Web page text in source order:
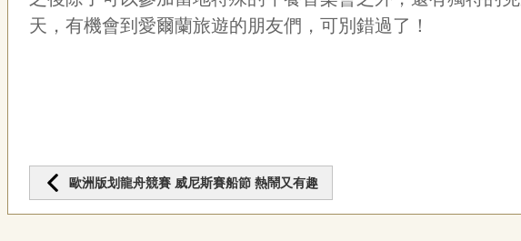
天，有機會到愛爾蘭旅遊的朋友們，可別錯過了！
歐洲版划龍舟競賽 威尼斯賽船節 熱鬧又有趣